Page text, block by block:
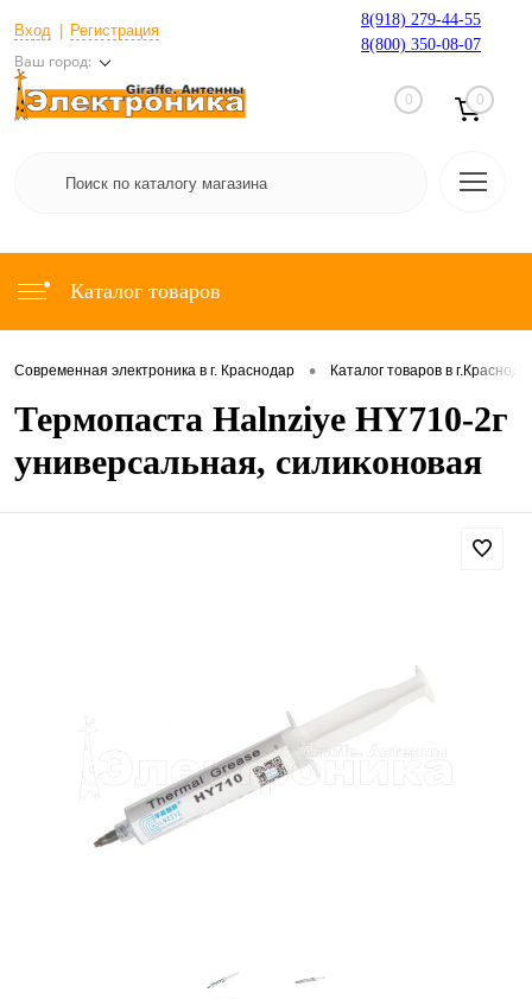
Вход Регистрация
Ваш город:
8(918) 279-44-55
8(800) 350-08-07
0 0
Каталог товаров
Современная электроника в г. Краснодар • Каталог товаров в
Термопаста Halnziye HY710-2г
универсальная, силиконовая